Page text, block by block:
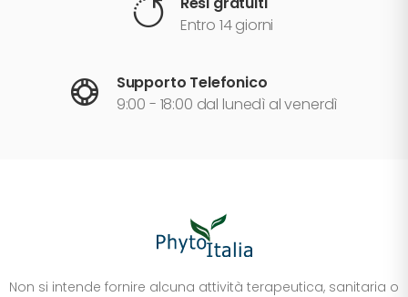
Entro 14 giorni
Supporto Telefonico
9:00 - 18:00 dal lunedì al venerdì
Non si intende fornire alcuna attività terapeutica, sanitaria o